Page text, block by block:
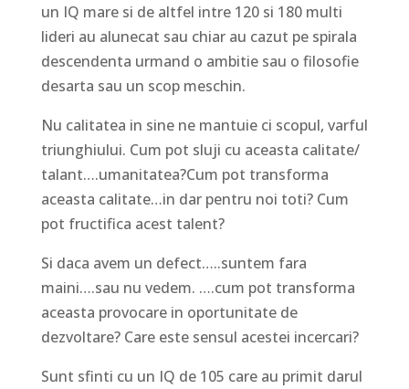
un IQ mare si de altfel intre 120 si 180 multi
lideri au alunecat sau chiar au cazut pe spirala
descendenta urmand o ambitie sau o filosofie
desarta sau un scop meschin.
Nu calitatea in sine ne mantuie ci scopul, varful
triunghiului. Cum pot sluji cu aceasta calitate/
talant….umanitatea?Cum pot transforma
aceasta calitate…in dar pentru noi toti? Cum
pot fructifica acest talent?
Si daca avem un defect…..suntem fara
maini….sau nu vedem. ….cum pot transforma
aceasta provocare in oportunitate de
dezvoltare? Care este sensul acestei incercari?
Sunt sfinti cu un IQ de 105 care au primit darul